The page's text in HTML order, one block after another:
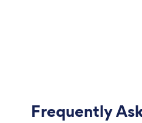
Frequently